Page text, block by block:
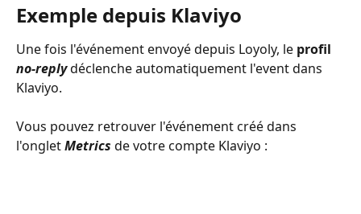
Exemple depuis Klaviyo
Une fois l'événement envoyé depuis Loyoly, le profil
no-reply déclenche automatiquement l'event dans
Klaviyo.
Vous pouvez retrouver l'événement créé dans
l'onglet Metrics de votre compte Klaviyo :